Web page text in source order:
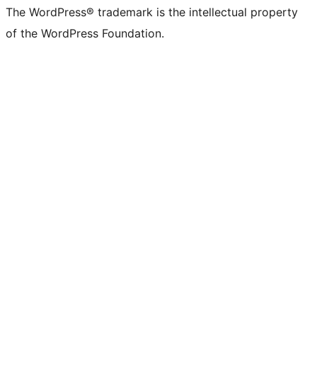
The WordPress® trademark is the intellectual property
of the WordPress Foundation.